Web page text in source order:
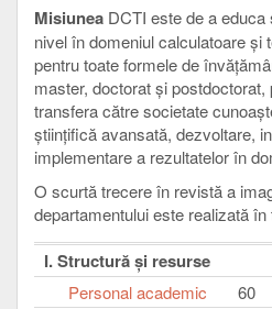
Misiunea DCTI este de a
nivel în domeniul calculatoare şi
pentru toate formele de
master, doctorat şi
transfera către societate
ştiinţifică avansată, dezvoltare,
implementare a rezultatelor în
O scurtă trecere în revistă a
departamentului este realizată în
I. Structură şi resurse
Personal academic
60